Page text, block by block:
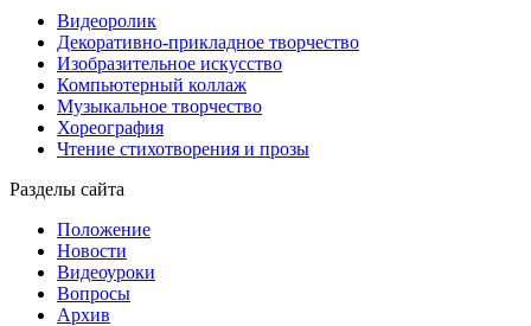
Видеоролик
Декоративно-прикладное творчество
Изобразительное искусство
Компьютерный коллаж
Музыкальное творчество
Хореография
Чтение стихотворения и прозы
Разделы сайта
Положение
Новости
Видеоуроки
Вопросы
Архив